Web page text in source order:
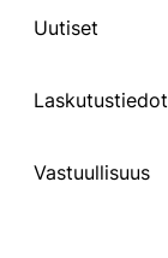
Uutiset
Laskutustiedot
Vastuullisuus